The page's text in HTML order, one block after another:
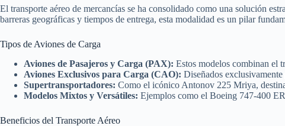
El transporte aéreo de mercancías se ha consolidado como una solución
barreras geográficas y tiempos de entrega, esta modalidad es un pilar
Tipos de Aviones de Carga
Aviones de Pasajeros y Carga (PAX): Estos modelos combinan el
Aviones Exclusivos para Carga (CAO): Diseñados
Supertransportadores: Como el icónico Antonov 225 Mriya,
Modelos Mixtos y Versátiles: Ejemplos como el Boeing 747-400
Beneficios del Transporte Aéreo